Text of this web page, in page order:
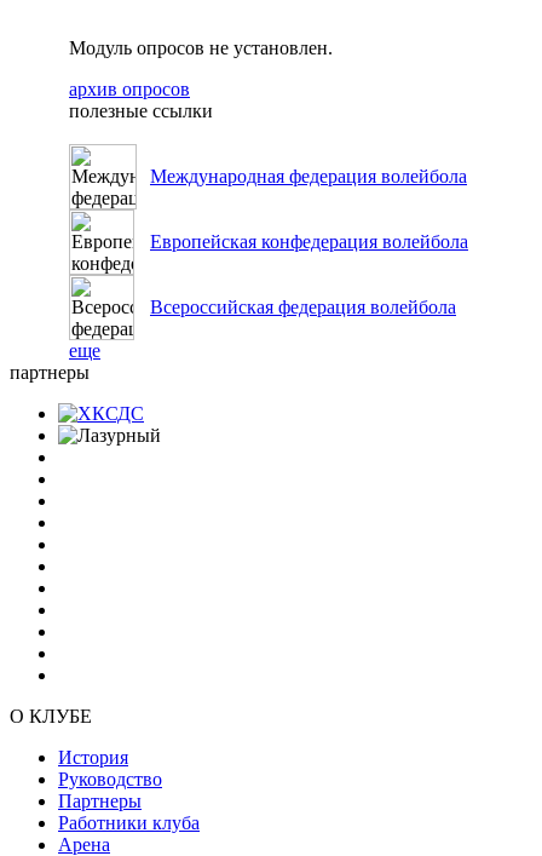
Модуль опросов не установлен.
архив опросов
полезные ссылки
Международная федерация волейбола
Европейская конфедерация волейбола
Всероссийская федерация волейбола
еще
партнеры
О КЛУБЕ
История
Руководство
Партнеры
Работники клуба
Арена